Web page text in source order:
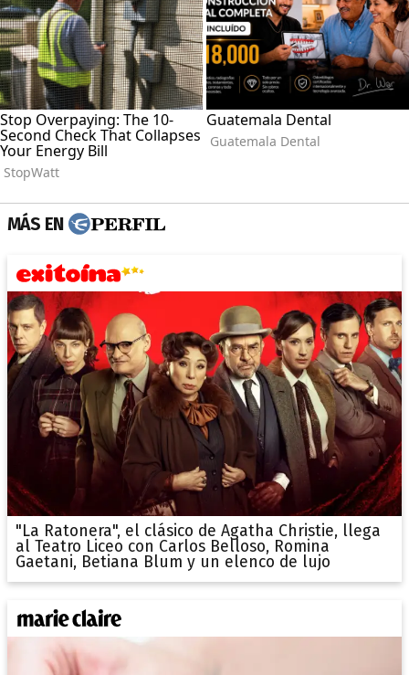
MÁS EN
"La Ratonera", el clásico de Agatha Christie, llega
al Teatro Liceo con Carlos Belloso, Romina
Gaetani, Betiana Blum y un elenco de lujo